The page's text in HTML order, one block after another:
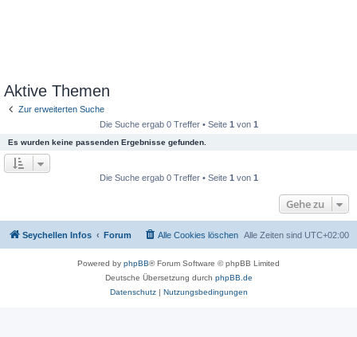
Aktive Themen
Zur erweiterten Suche
Die Suche ergab 0 Treffer • Seite 1 von 1
Es wurden keine passenden Ergebnisse gefunden.
Die Suche ergab 0 Treffer • Seite 1 von 1
Gehe zu
Seychellen Infos Forum Alle Zeiten sind UTC+02:00
Alle Cookies löschen
Powered by phpBB® Forum Software © phpBB Limited
Deutsche Übersetzung durch phpBB.de
Datenschutz| Nutzungsbedingungen